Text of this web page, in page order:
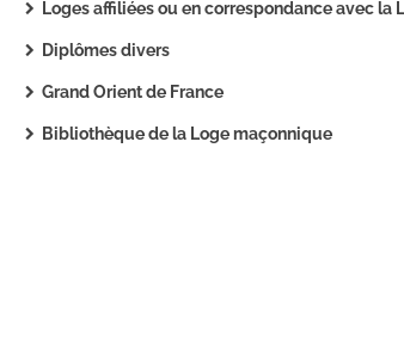
Loges affiliées ou en correspondance avec la
Diplômes divers
Grand Orient de France
Bibliothèque de la Loge maçonnique